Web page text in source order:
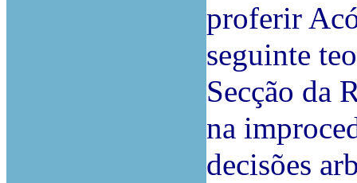
proferir
seguinte
Secção da
na
decisões